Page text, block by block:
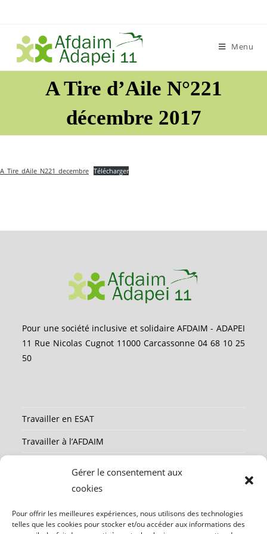
Gérer le consentement aux
cookies
Pour offrir les meilleures expériences, nous utilisons des technologies
telles que les cookies pour stocker et/ou accéder aux informations des
content
Menu
A Tire d’Aile N°221
décembre 2017
A_Tire_dAile_N221_decembre Télécharger
Pour une société inclusive et solidaire AFDAIM - ADAPEI
11 Rue Nicolas Cugnot 11000 Carcassonne 04 68 10 25
50
Travailler en ESAT
Travailler à l’AFDAIM
Mentions légales